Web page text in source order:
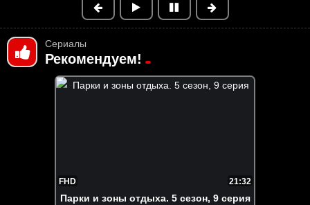
Сериалы
Рекомендуем!
FHD 21:32
Пapки и зоны отдыха. 5 сезон, 9 серия